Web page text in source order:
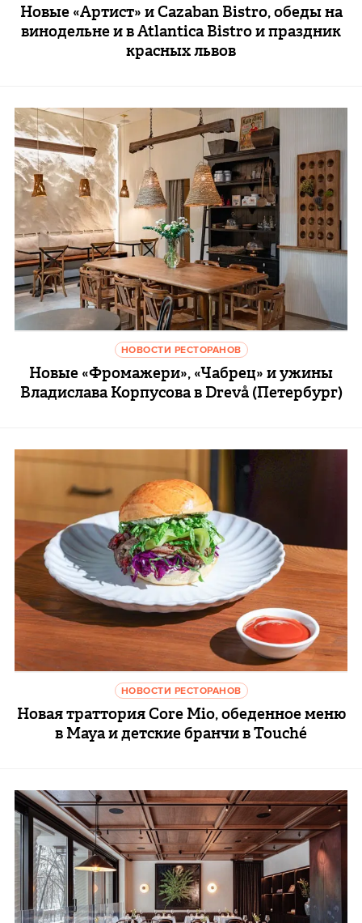
Новые «Артист» и Cazaban Bistro, обеды на
винодельне и в Atlantica Bistro и праздник
красных львов
НОВОСТИ РЕСТОРАНОВ
Новые «Фромажери», «Чабрец» и ужины
Владислава Корпусова в Drevå (Петербург)
НОВОСТИ РЕСТОРАНОВ
Новая траттория Core Mio, обеденное меню
в Maya и детские бранчи в Touché